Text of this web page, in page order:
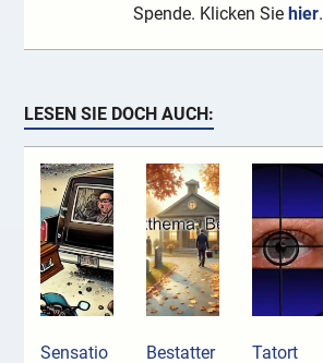
Spende. Klicken Siehier.
LESEN SIE DOCH AUCH:
Sensatio
Bestatter
Tatort